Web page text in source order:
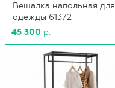
Вешалка напольная для
одежды 61372
45 300 р.